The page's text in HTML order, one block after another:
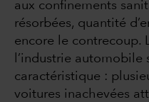
aux confinements
résorbées, quantité
encore le contrecoup.
l’industrie automobile
caractéristique :
voitures inachevées